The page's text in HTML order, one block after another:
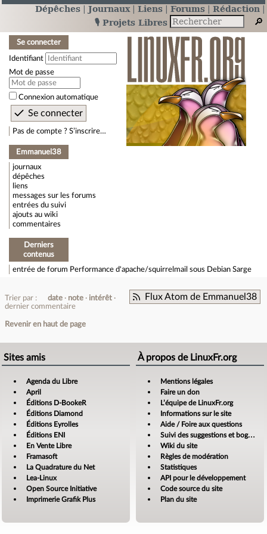
Dépêches Journaux Liens Forums
Rédaction
🎙️ Projets Libres
Se connecter
Identifiant
Mot de passe
Connexion automatique
Pas de compte ? S’inscrire…
Emmanuel38
journaux
dépêches
liens
messages sur les forums
entrées du suivi
ajouts au wiki
commentaires
Derniers
contenus
entrée de forum Performance d'apache/squirrelmail sous Debian Sarge
Flux Atom de Emmanuel38
Trier par : date note
intérêt
dernier commentaire
Revenir en haut de page
Sites amis
Agenda du Libre
April
Éditions D-BookeR
Éditions Diamond
Éditions Eyrolles
Éditions ENI
En Vente Libre
Framasoft
La Quadrature du Net
Lea-Linux
Open Source Initiative
Imprimerie Grafik Plus
À propos de LinuxFr.org
Mentions légales
Faire un don
L’équipe de LinuxFr.org
Informations sur le site
Aide / Foire aux questions
Suivi des suggestions et bogues
Wiki du site
Règles de modération
Statistiques
API pour le développement
Code source du site
Plan du site